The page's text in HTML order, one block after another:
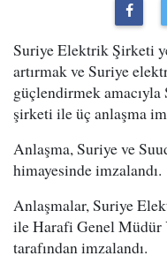
Suriye Elektrik Şirketi
artırmak ve Suriye
güçlendirmek
şirketi ile üç anlaşma
Anlaşma, Suriye ve
himayesinde imzalandı.
Anlaşmalar, Suriye
ile Harafi Genel Müdür
tarafından imzalandı.